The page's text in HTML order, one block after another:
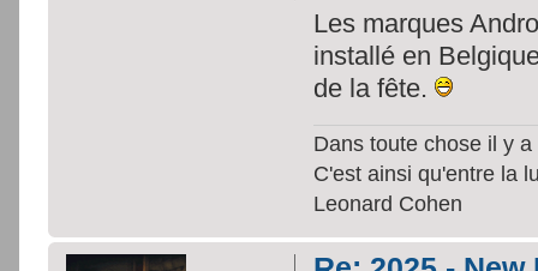
Les marques
installé en
de la fête.
Dans toute chose il y
C'est ainsi qu'entre la
Leonard Cohen